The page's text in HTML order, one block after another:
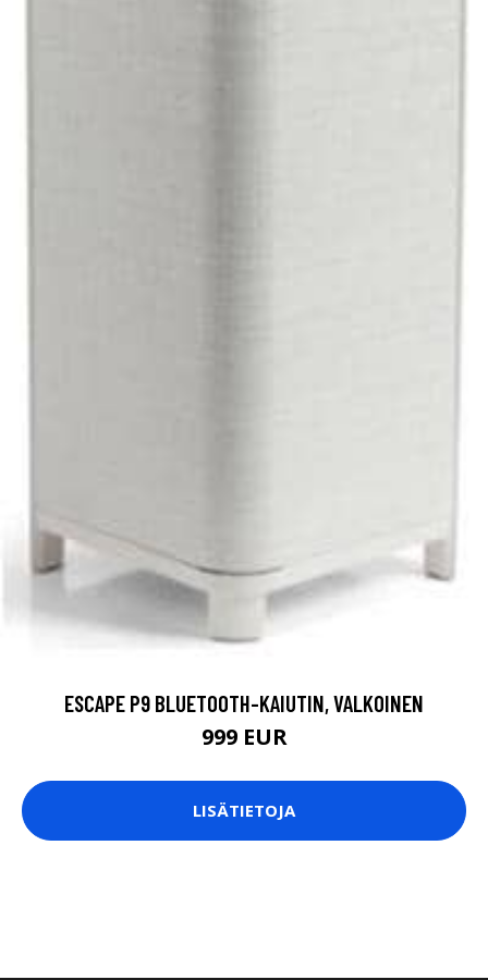
ESCAPE P9 BLUETOOTH-KAIUTIN, VALKOINEN
999 EUR
LISÄTIETOJA